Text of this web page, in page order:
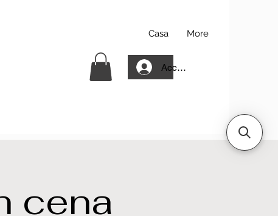
Casa More
Accedi
cena